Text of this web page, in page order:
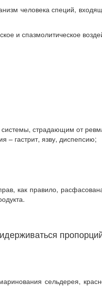
человека специй,
и спазмолитическое
страдающим от
гастрит, язву, диспепсию;
как правило,
сельдерея,